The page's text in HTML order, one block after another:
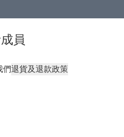
員
們退貨及退款政策